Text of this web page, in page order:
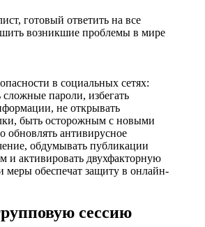
готовый ответить на все
возникшие проблемы в мире
в социальных сетях:
сложные пароли, избегать
не открывать
быть осторожным с новыми
обновлять антивирусное
обдумывать публикации
и активировать двухфакторную
меры обеспечат защиту в онлайн-
сессию